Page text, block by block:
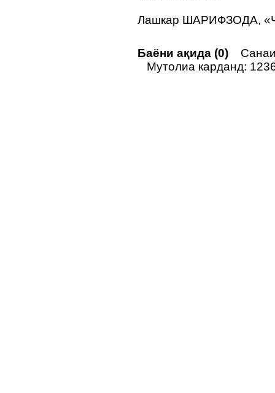
Лашкар ШАРИФЗОДА,
Баёни ақида (0)
Мутолиа карданд: